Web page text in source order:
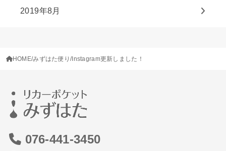
2019年8月
HOME みずはた便り Instagram更新しました！
076-441-3450